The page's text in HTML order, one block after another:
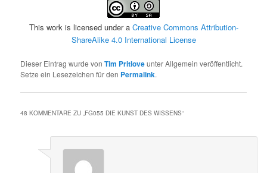
This work is licensed under a Creative Commons Attribution-
ShareAlike 4.0 International License
Dieser Eintrag wurde vonTim Pritloveunter Allgemein veröffentlicht.
Setze ein Lesezeichen für den Permalink.
48 KOMMENTARE ZU „FG055 DIE KUNST DES WISSENS“